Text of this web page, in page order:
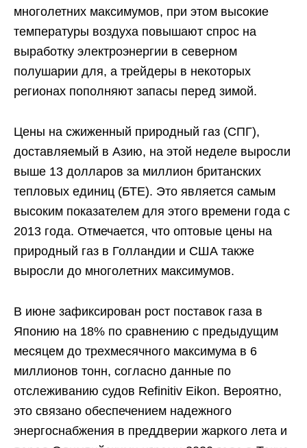
многолетних максимумов, при этом высокие
температуры воздуха повышают спрос на
выработку электроэнергии в северном
полушарии для, а трейдеры в некоторых
регионах пополняют запасы перед зимой.
Цены на сжиженный природный газ (СПГ),
доставляемый в Азию, на этой неделе выросли
выше 13 долларов за миллион британских
тепловых единиц (БТЕ). Это является самым
высоким показателем для этого времени года с
2013 года. Отмечается, что оптовые цены на
природный газ в Голландии и США также
выросли до многолетних максимумов.
В июне зафиксирован рост поставок газа в
Японию на 18% по сравнению с предыдущим
месяцем до трехмесячного максимума в 6
миллионов тонн, согласно данные по
отслеживанию судов Refinitiv Eikon. Вероятно,
это связано обеспечением надежного
энергоснабжения в преддверии жаркого лета и